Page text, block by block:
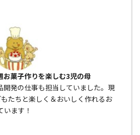
お菓子作りを楽しむ3児の母
開発の仕事も担当していました。現
たちと楽しく＆おいしく作れるお
ます！